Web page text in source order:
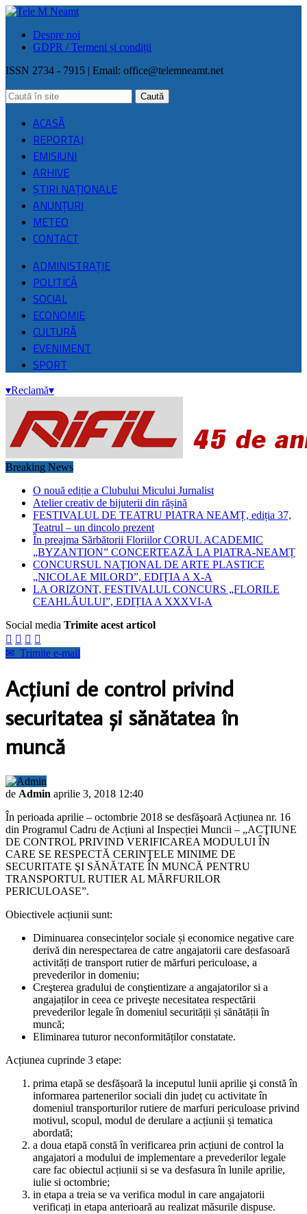
Despre noi
GDPR / Termeni și condiții
ISSN 2734 - 7915 | Email: office@telemneamt.net
ACASĂ
REPORTAJ
EMISIUNI
ARHIVE
ŞTIRI NAŢIONALE
ANUNȚURI
METEO
CONTACT
ADMINISTRAȚIE
POLITICĂ
SOCIAL
ECONOMIE
CULTURĂ
EVENIMENT
SPORT
▾Reclamă▾
Breaking News
O nouă ediție a Clubului Micului Jurnalist
Atelier creativ de bijuterii din rășină
FESTIVALUL DE TEATRU PIATRA NEAMȚ, ediția 37,
Teatrul – un dincolo prezent
În preajma Sărbătorii Floriilor CORUL ACADEMIC
„BYZANTION” CONCERTEAZĂ LA PIATRA-NEAMȚ
CONCURSUL NAŢIONAL DE ARTE PLASTICE
„NICOLAE MILORD”, EDIŢIA A X-A
LA ORIZONT, FESTIVALUL CONCURS „FLORILE
CEAHLĂULUI”, EDIȚIA A XXXVI-A
Social media Trimite acest articol
   
✉ Trimite e-mail
Acţiuni de control privind
securitatea şi sănătatea în
muncă
de Admin aprilie 3, 2018 12:40
În perioada aprilie – octombrie 2018 se desfăşoară Acțiunea nr. 16
din Programul Cadru de Acțiuni al Inspecției Muncii – „ACŢIUNE
DE CONTROL PRIVIND VERIFICAREA MODULUI ÎN
CARE SE RESPECTĂ CERINŢELE MINIME DE
SECURITATE ŞI SĂNĂTATE ÎN MUNCĂ PENTRU
TRANSPORTUL RUTIER AL MĂRFURILOR
PERICULOASE”.
Obiectivele acțiunii sunt:
Diminuarea consecințelor sociale și economice negative care
derivă din nerespectarea de catre angajatorii care desfasoară
activități de transport rutier de mărfuri periculoase, a
prevederilor in domeniu;
Creşterea gradului de conştientizare a angajatorilor si a
angajaților in ceea ce priveşte necesitatea respectării
prevederilor legale în domeniul securității și sănătății în
muncă;
Eliminarea tuturor neconformităților constatate.
Acțiunea cuprinde 3 etape:
prima etapă se desfășoară la inceputul lunii aprilie şi constă în
informarea partenerilor sociali din județ cu activitate în
domeniul transporturilor rutiere de marfuri periculoase privind
motivul, scopul, modul de derulare a acțiunii și tematica
abordată;
a doua etapă constă în verificarea prin acțiuni de control la
angajatori a modului de implementare a prevederilor legale
care fac obiectul acțiunii si se va desfasura în lunile aprilie,
iulie si octombrie;
in etapa a treia se va verifica modul in care angajatorii
verificați in etapa anterioară au realizat măsurile dispuse.